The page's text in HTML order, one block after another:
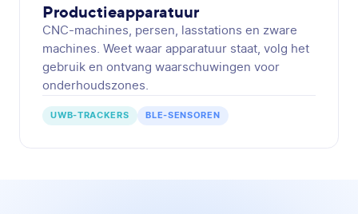
Productieapparatuur
CNC-machines, persen, lasstations en zware
machines. Weet waar apparatuur staat, volg het
gebruik en ontvang waarschuwingen voor
onderhoudszones.
UWB-TRACKERS BLE-SENSOREN